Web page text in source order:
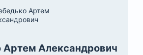
Артем Александрович